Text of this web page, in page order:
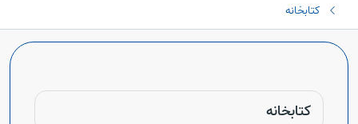
کتابخانه
کتابخانه